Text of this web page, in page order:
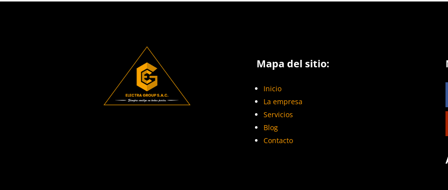
Mapa del sitio:
Inicio
La empresa
Servicios
Blog
Contacto